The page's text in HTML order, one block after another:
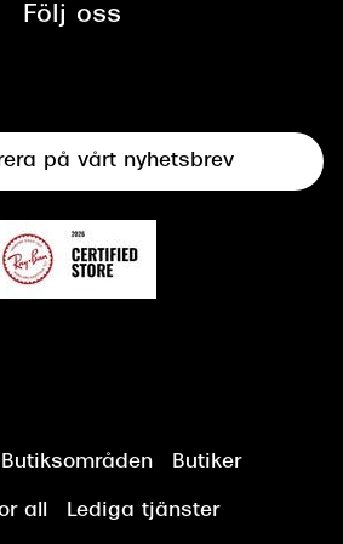
och Bilprovningen
Följ oss
på vårt nyhetsbrev
Butiksområden Butiker
all Lediga tjänster